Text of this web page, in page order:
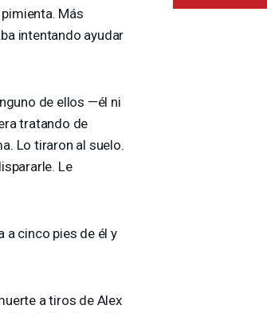
Más
intentando ayudar
de ellos —él ni
tratando de
Lo tiraron al suelo.
Le
a cinco pies de él y
a tiros de Alex